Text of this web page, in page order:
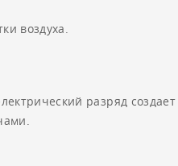
воздуха.
разряд